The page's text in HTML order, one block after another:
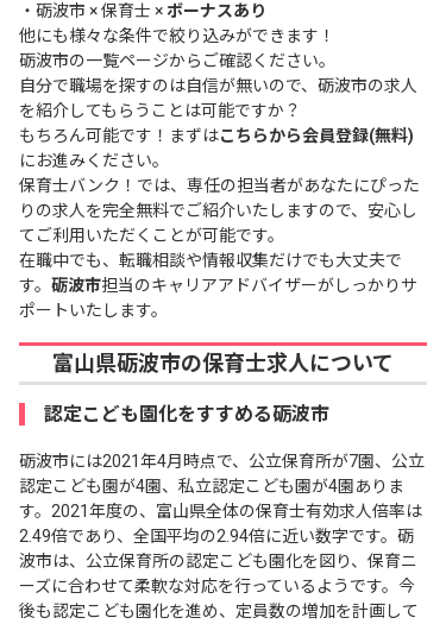
・ 砺波市 × 保育士 ×ボーナスあり
他にも様々な条件で絞り込みができます！
砺波市の一覧ページからご確認ください。
自分で職場を探すのは自信が無いので、砺波市の求人
を紹介してもらうことは可能ですか？
もちろん可能です！まずはこちらから会員登録(無料)
にお進みください。
保育士バンク！では、専任の担当者があなたにぴった
りの求人を完全無料でご紹介いたしますので、安心し
てご利用いただくことが可能です。
在職中でも、転職相談や情報収集だけでも大丈夫で
す。 砺波市担当のキャリアアドバイザーがしっかりサ
ポートいたします。
富山県砺波市の保育士求人について
認定こども園化をすすめる砺波市
砺波市には2021年4月時点で、公立保育所が7園、公立
認定こども園が4園、私立認定こども園が4園ありま
す。2021年度の、富山県全体の保育士有効求人倍率は
2.49倍であり、全国平均の2.94倍に近い数字です。砺
波市は、公立保育所の認定こども園化を図り、保育ニ
ーズに合わせて柔軟な対応を行っているようです。今
後も認定こども園化を進め、定員数の増加を計画して